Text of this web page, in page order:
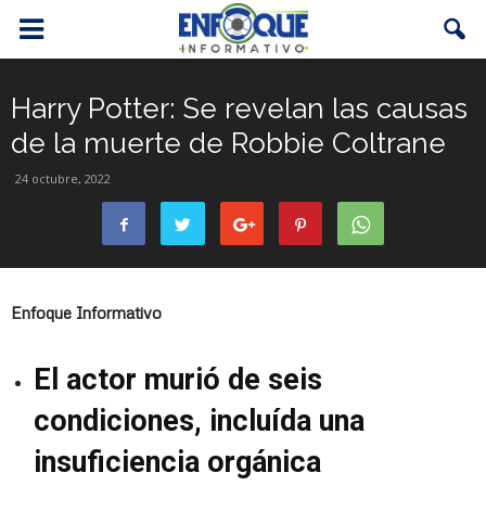
Harry Potter: Se revelan las causas
de la muerte de Robbie Coltrane
24 octubre, 2022
Enfoque Informativo
El actor murió de seis
condiciones, incluída una
insuficiencia orgánica